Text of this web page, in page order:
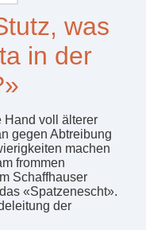
was
in der
Hand voll älterer
gegen Abtreibung
machen
frommen
Schaffhauser
«Spatzenescht».
der